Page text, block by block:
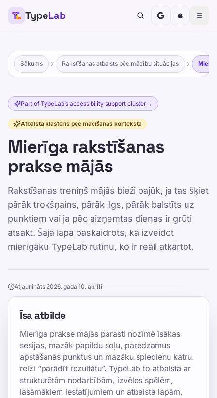
TypeLab
Sākums Rakstīšanas atbalsts pēc mācību situācijas
Part of TypeLab’s accessibility support cluster→
Atbalsta klasteris pēc mācīšanās konteksta
Mierīga rakstīšanas
prakse mājās
Rakstīšanas treniņš mājās bieži pajūk, ja tas šķiet
pārāk trokšņains, pārāk ilgs, pārāk balstīts uz
punktiem vai ja pēc aizņemtas dienas ir grūti
atsākt. Šajā lapā paskaidrots, kā izveidot
mierīgāku TypeLab rutīnu, ko ir reāli atkārtot.
Atjaunināts 2026. gada 10. aprīlī
Īsa atbilde
Mierīga prakse mājās parasti nozīmē īsākas
sesijas, mazāk papildu soļu, paredzamus
apstāšanās punktus un mazāku spiedienu katru
reizi “parādīt rezultātu”. TypeLab to atbalsta ar
strukturētām nodarbībām, izvēles spēlēm,
lasāmākiem iestatījumiem un atbalsta lapām,